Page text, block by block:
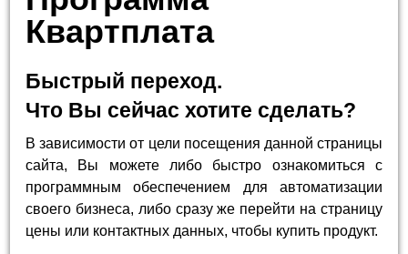
Квартплата
Быстрый переход.
Что Вы сейчас хотите сделать?
В зависимости от цели посещения данной страницы
сайта, Вы можете либо быстро ознакомиться с
программным обеспечением для автоматизации
своего бизнеса, либо сразу же перейти на страницу
цены или контактных данных, чтобы купить продукт.